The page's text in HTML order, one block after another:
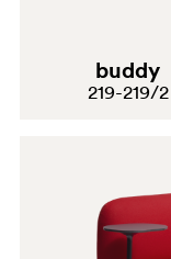
buddy
219-219/2